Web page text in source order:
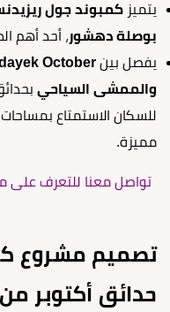
يتميز كمبوند جول
بوصلة دهشور، أحد أهم
يفصل بين October
والممشى السياحي
للسكان الاستمتاع
مميزة.